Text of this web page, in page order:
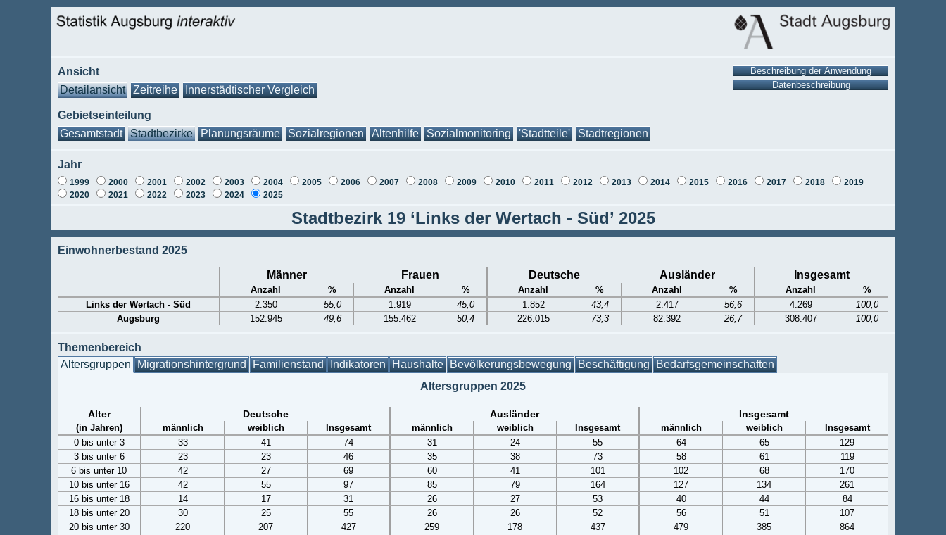
Ansicht
Detailansicht
Zeitreihe Innerstädtischer Vergleich
Gebietseinteilung
Gesamtstadt
Stadtbezirke Planungsräume Sozialregionen Altenhilfe Sozialmonitoring 'Stadtteile' Stadtregionen
Jahr
1999 2000 2001 2002 2003 2004 2005 2006 2007 2008 2009 2010 2011 2012 2013 2014 2015 2016 2017 2018
2019
2020
2021 2022 2023 2024 2025
Stadtbezirk 19 ‘Links der Wertach - Süd’ 2025
Einwohnerbestand 2025
Männer Frauen Deutsche Ausländer Insgesamt
Anzahl % Anzahl % Anzahl % Anzahl % Anzahl
%
Links der Wertach - Süd
2.350 55,0 1.919 45,0 1.852 43,4 2.417 56,6 4.269
100,0
Augsburg
152.945 49,6 155.462 50,4 226.015 73,3 82.392 26,7 308.407 100,0
Themenbereich
Altersgruppen Migrationshintergrund Familienstand Indikatoren Haushalte Bevölkerungsbewegung Beschäftigung Bedarfsgemeinschaften
Altersgruppen 2025
Alter Deutsche Ausländer Insgesamt
(in Jahren) männlich weiblich Insgesamt männlich weiblich Insgesamt männlich weiblich
Insgesamt
0 bis unter 3
33 41 74 31 24 55 64 65
129
3 bis unter 6
23 23 46 35 38 73 58 61
119
6 bis unter 10
42 27 69 60 41 101 102 68
170
10 bis unter 16
42 55 97 85 79 164 127 134
261
16 bis unter 18
14 17 31 26 27 53 40 44
84
18 bis unter 20
30 25 55 26 26 52 56 51
107
20 bis unter 30
220 207 427 259 178 437 479 385
864